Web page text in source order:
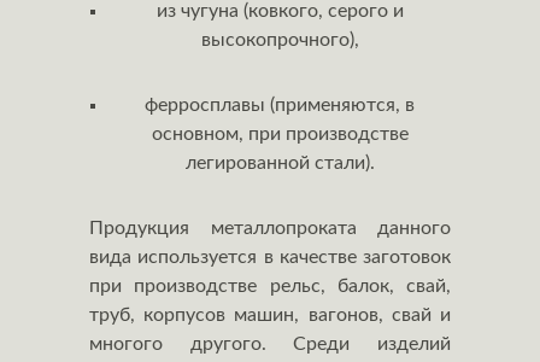
из чугуна (ковкого, серого и
высокопрочного),
ферросплавы (применяются, в
основном, при производстве
легированной стали).
Продукция металлопроката данного
вида используется в качестве заготовок
при производстве рельс, балок, свай,
труб, корпусов машин, вагонов, свай и
многого другого. Среди изделий